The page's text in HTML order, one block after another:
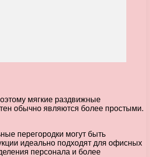
мягкие раздвижные
обычно являются более простыми.
перегородки могут быть
идеально подходят для офисных
персонала и более